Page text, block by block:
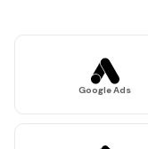
Google Ads